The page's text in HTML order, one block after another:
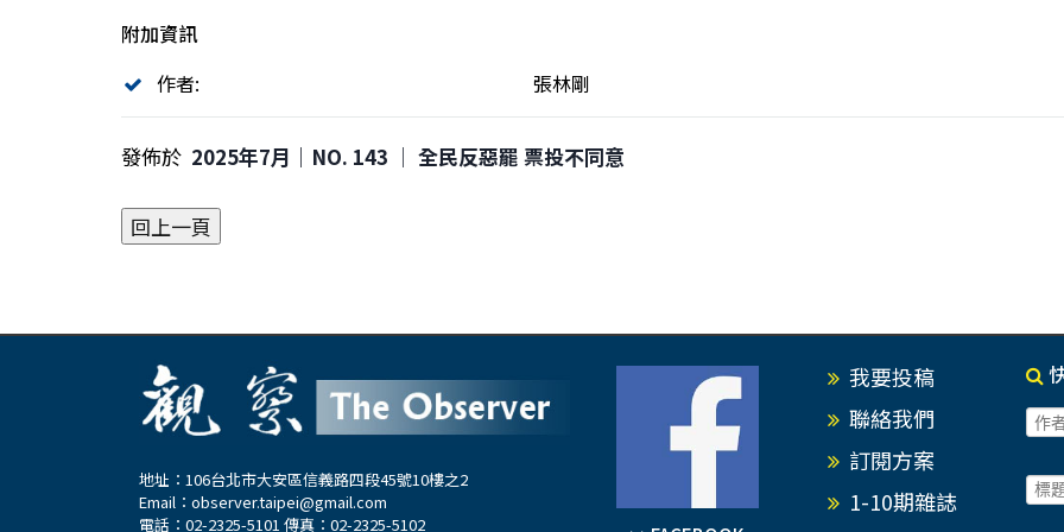
附加資訊
作者:
張林剛
發佈於 2025年7月｜NO. 143 │ 全民反惡罷 票投不同意
地址：106台北市大安區信義路四段45號10樓之2
Email： observer.taipei@gmail.com
電話：02-2325-5101 傳真：02-2325-5102
我要投稿
聯絡我們
訂閱方案
1-10期雜誌